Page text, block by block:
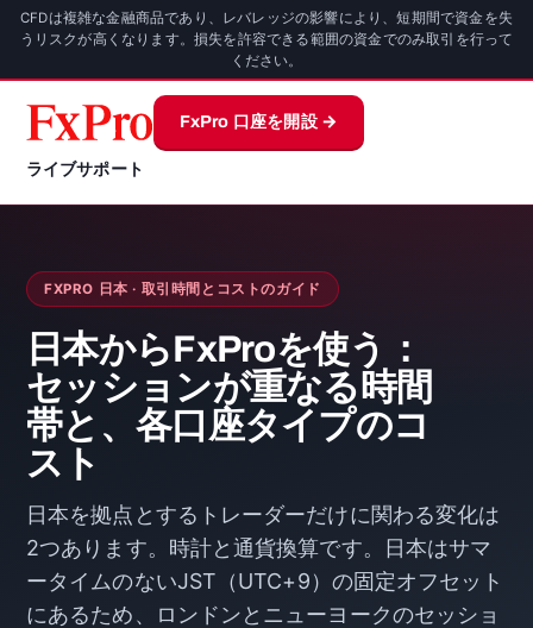
CFDは複雑な金融商品であり、レバレッジの影響により、短期間で資金を失
うリスクが高くなります。損失を許容できる範囲の資金でのみ取引を行って
ください。
ライブサポート
FxPro 口座を開設 →
FXPRO 日本 · 取引時間とコストのガイド
日本からFxProを使う：
セッションが重なる時間
帯と、各口座タイプのコ
スト
日本を拠点とするトレーダーだけに関わる変化は
2つあります。時計と通貨換算です。日本はサマ
ータイムのないJST（UTC+9）の固定オフセット
にあるため、ロンドンとニューヨークのセッショ